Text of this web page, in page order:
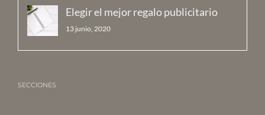
Elegir el mejor regalo publicitario
13 junio, 2020
SECCIONES